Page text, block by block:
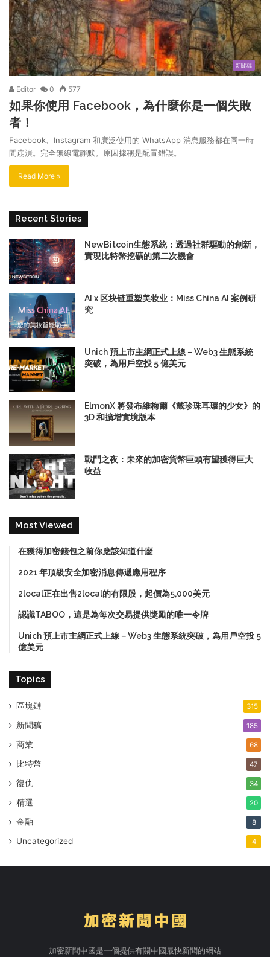
新聞稿
Editor 0 577
如果你使用 Facebook，為什麼你是一個失敗
者！
Facebook、Instagram 和廣泛使用的 WhatsApp 消息服務都在同一時
間崩潰。完全無線電靜默。原因據稱是配置錯誤。
Read More »
Recent Stories
NewBitcoin生態系統：透過社群驅動的創新，
實現比特幣挖礦的第二次機會
AI x 区块链重塑美妆业：Miss China AI 案例研
究
Unich 預上市主網正式上線－Web3 生態系統
突破，為用戶空投 5 億美元
ElmonX 將發布維梅爾《戴珍珠耳環的少女》的
3D 和擴增實境版本
戰鬥之夜：未來的加密貨幣巨頭有望獲得巨大
收益
Most Viewed
在獲得加密錢包之前你應該知道什麼
2021 年頂級安全加密消息傳遞應用程序
2local正在出售2local的有限股，起價為5,000美元
認識TABOO，這是為每次交易提供獎勵的唯一令牌
Unich 預上市主網正式上線－Web3 生態系統突破，為用戶空投 5
億美元
Topics
區塊鏈 315
新聞稿 185
商業 68
比特幣 47
復仇 34
精選 20
金融 8
Uncategorized 4
加密新聞中國是一個提供有關中國最快新聞的網站